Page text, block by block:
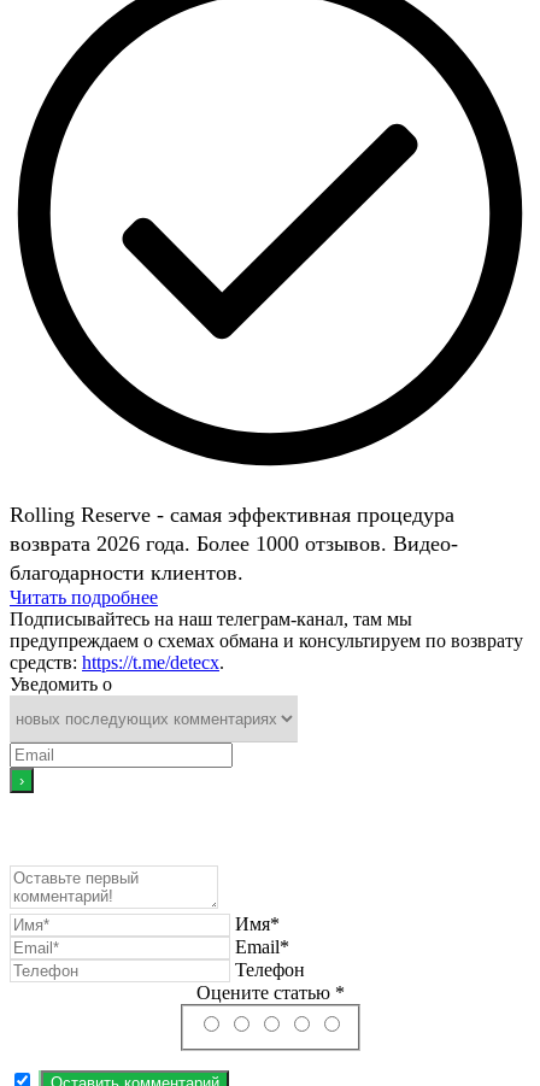
Rolling Reserve - самая эффективная процедура
возврата 2026 года. Более 1000 отзывов. Видео-
благодарности клиентов.
Читать подробнее
Подписывайтесь на наш телеграм-канал, там мы
предупреждаем о схемах обмана и консультируем по возврату
средств: https://t.me/detecx.
Уведомить о
Имя*
Email*
Телефон
Оцените статью *